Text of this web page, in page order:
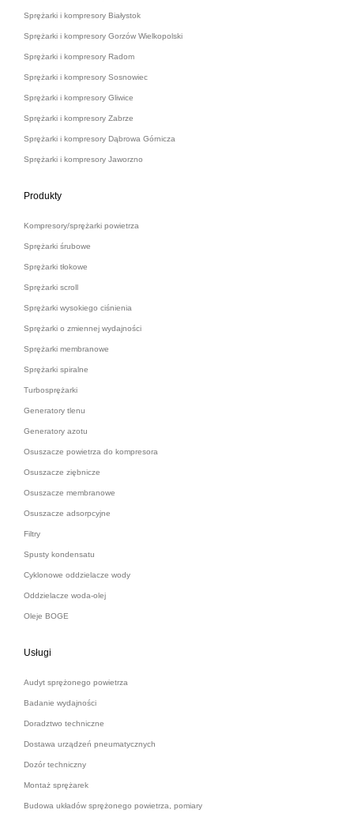
Sprężarki i kompresory Białystok
Sprężarki i kompresory Gorzów Wielkopolski
Sprężarki i kompresory Radom
Sprężarki i kompresory Sosnowiec
Sprężarki i kompresory Gliwice
Sprężarki i kompresory Zabrze
Sprężarki i kompresory Dąbrowa Górnicza
Sprężarki i kompresory Jaworzno
Produkty
Kompresory/sprężarki powietrza
Sprężarki śrubowe
Sprężarki tłokowe
Sprężarki scroll
Sprężarki wysokiego ciśnienia
Sprężarki o zmiennej wydajności
Sprężarki membranowe
Sprężarki spiralne
Turbosprężarki
Generatory tlenu
Generatory azotu
Osuszacze powietrza do kompresora
Osuszacze ziębnicze
Osuszacze membranowe
Osuszacze adsorpcyjne
Filtry
Spusty kondensatu
Cyklonowe oddzielacze wody
Oddzielacze woda-olej
Oleje BOGE
Usługi
Audyt sprężonego powietrza
Badanie wydajności
Doradztwo techniczne
Dostawa urządzeń pneumatycznych
Dozór techniczny
Montaż sprężarek
Budowa układów sprężonego powietrza, pomiary